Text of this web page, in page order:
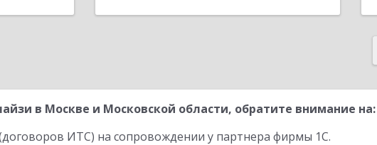
в Москве и Московской области, обратите внимание на:
ИТС) на сопровождении у партнера фирмы 1С.